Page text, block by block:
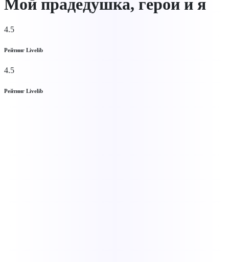
Мой прадедушка, герои и я
4.5
Рейтинг Livelib
4.5
Рейтинг Livelib